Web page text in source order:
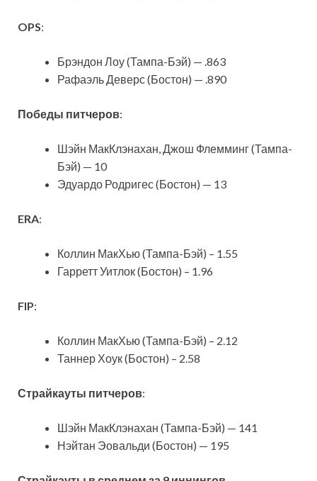
OPS:
Брэндон Лоу (Тампа-Бэй) — .863
Рафаэль Деверс (Бостон) — .890
Победы питчеров:
Шэйн МакКлэнахан, Джош Флемминг (Тампа-
Бэй) — 10
Эдуардо Родригес (Бостон) — 13
ERA:
Коллин МакХью (Тампа-Бэй) – 1.55
Гарретт Уитлок (Бостон) – 1.96
FIP:
Коллин МакХью (Тампа-Бэй) – 2.12
Таннер Хоук (Бостон) – 2.58
Страйкауты питчеров:
Шэйн МакКлэнахан (Тампа-Бэй) — 141
Нэйтан Эовальди (Бостон) — 195